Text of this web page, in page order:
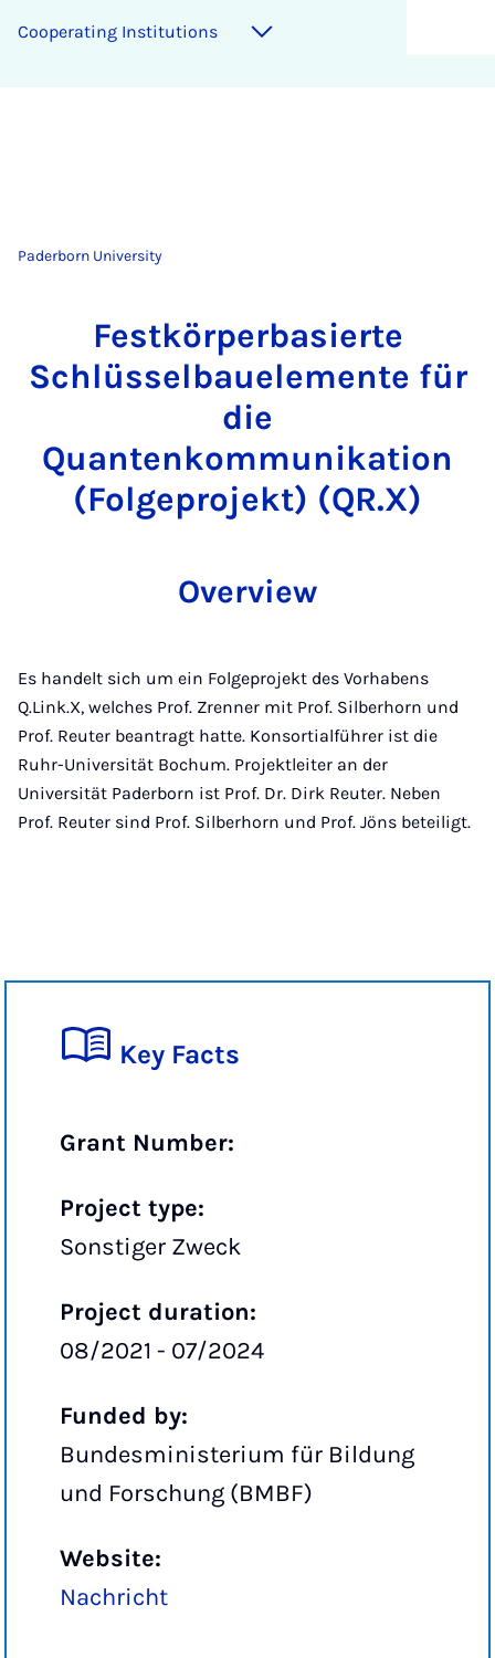
Cooperating Institutions
Paderborn University
Festkörperbasierte
Schlüsselbauelemente für
die
Quantenkommunikation
(Folgeprojekt) (QR.X)
Overview
Es handelt sich um ein Folgeprojekt des Vorhabens
Q.Link.X, welches Prof. Zrenner mit Prof. Silberhorn und
Prof. Reuter beantragt hatte. Konsortialführer ist die
Ruhr-Universität Bochum. Projektleiter an der
Universität Paderborn ist Prof. Dr. Dirk Reuter. Neben
Prof. Reuter sind Prof. Silberhorn und Prof. Jöns beteiligt.
Key Facts
Grant Number:
Project type:
Sonstiger Zweck
Project duration:
08/2021 - 07/2024
Funded by:
Bundesministerium für Bildung
und Forschung (BMBF)
Website:
Nachricht